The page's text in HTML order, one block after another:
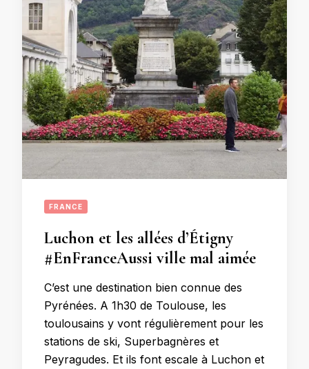
FRANCE
Luchon et les allées d’Étigny
#EnFranceAussi ville mal aimée
C’est une destination bien connue des
Pyrénées. A 1h30 de Toulouse, les
toulousains y vont régulièrement pour les
stations de ski, Superbagnères et
Peyragudes. Et ils font escale à Luchon et